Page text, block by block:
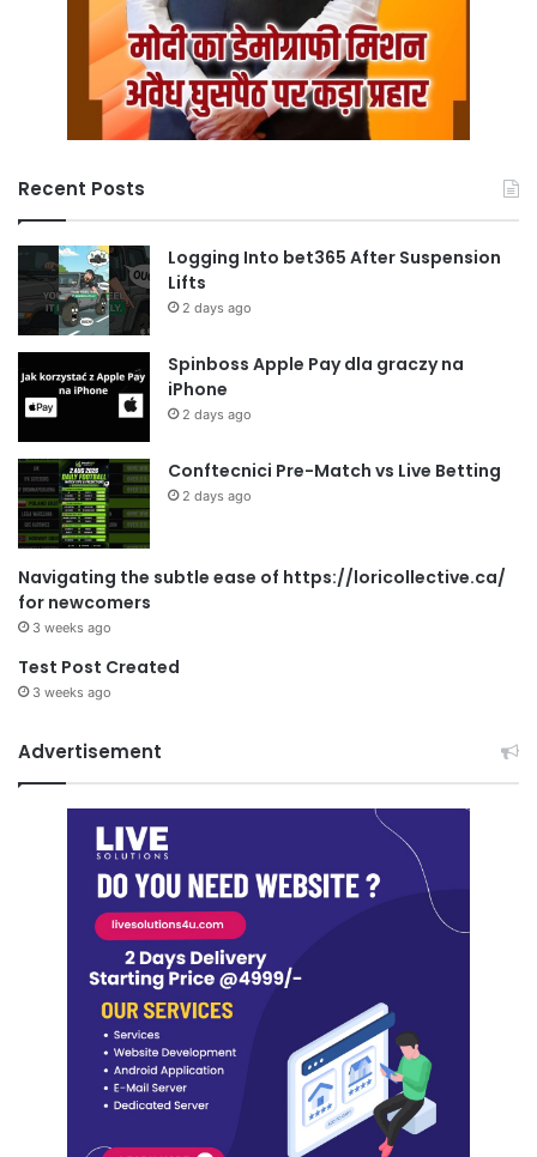
Recent Posts
Logging Into bet365 After Suspension
Lifts
2 days ago
Spinboss Apple Pay dla graczy na
iPhone
2 days ago
Conftecnici Pre-Match vs Live Betting
2 days ago
Navigating the subtle ease of https://loricollective.ca/
for newcomers
3 weeks ago
Test Post Created
3 weeks ago
Advertisement